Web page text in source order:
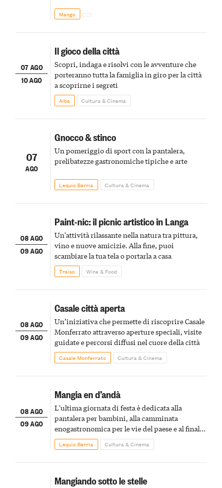
Mango
07 AGO
10 AGO
Il gioco della città
Scopri, indaga e risolvi con le avventure che
porteranno tutta la famiglia in giro per la città
a scoprirne i segreti
Alba Cultura & Cinema
07
AGO
Gnocco & stinco
Un pomeriggio di sport con la pantalera,
prelibatezze gastronomiche tipiche e arte
Lequio Berria Cultura & Cinema
08 AGO
09 AGO
Paint-nic: il picnic artistico in Langa
Un'attività rilassante nella natura tra pittura,
vino e nuove amicizie. Alla fine, puoi
scambiare la tua tela o portarla a casa
Treiso Wine & Food
08 AGO
09 AGO
Casale città aperta
Un’iniziativa che permette di riscoprire Casale
Monferrato attraverso aperture speciali, visite
guidate e percorsi diffusi nel cuore della città
Casale Monferrato Cultura & Cinema
08 AGO
09 AGO
Mangia en d’andà
L'ultima giornata di festa è dedicata alla
pantalera per bambini, alla camminata
enogastronomica per le vie del paese e al finale
pirotecnico
Lequio Berria Cultura & Cinema
Mangiando sotto le stelle